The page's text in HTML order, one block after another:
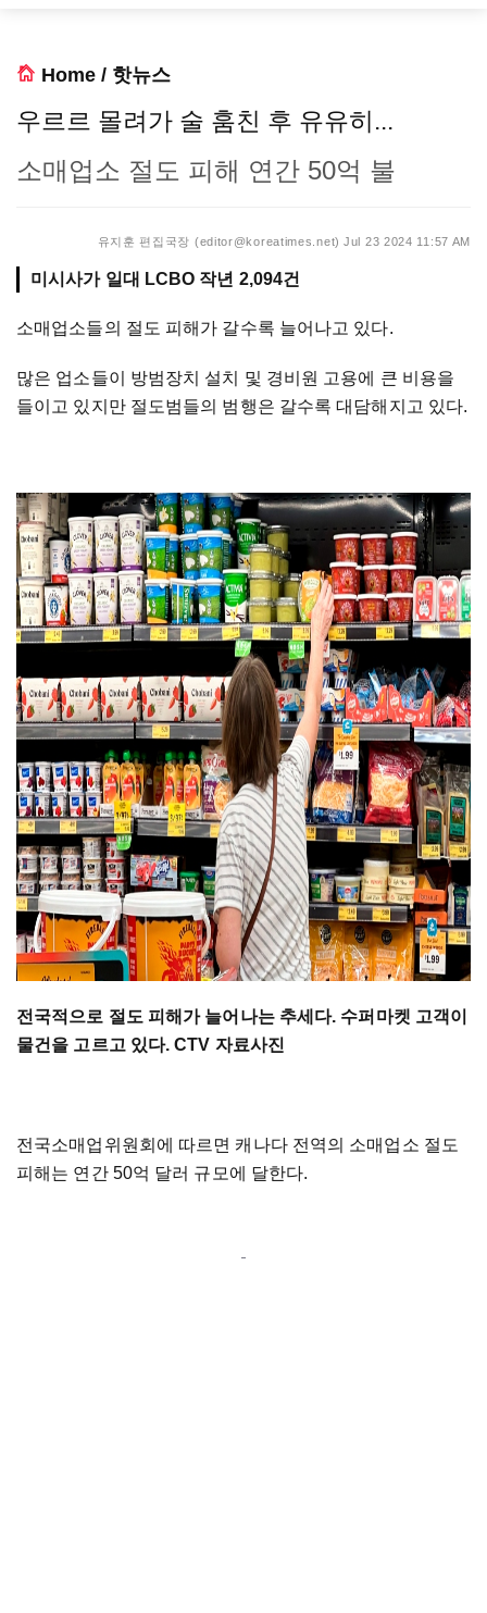
Home / 핫뉴스
우르르 몰려가 술 훔친 후 유유히...
소매업소 절도 피해 연간 50억 불
유지훈 편집국장 (editor@koreatimes.net) Jul 23 2024 11:57 AM
미시사가 일대 LCBO 작년 2,094건
소매업소들의 절도 피해가 갈수록 늘어나고 있다.
많은 업소들이 방범장치 설치 및 경비원 고용에 큰 비용을
들이고 있지만 절도범들의 범행은 갈수록 대담해지고 있다.
전국적으로 절도 피해가 늘어나는 추세다. 수퍼마켓 고객이
물건을 고르고 있다. CTV 자료사진
전국소매업위원회에 따르면 캐나다 전역의 소매업소 절도
피해는 연간 50억 달러 규모에 달한다.